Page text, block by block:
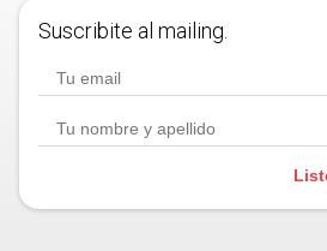
Suscribite al mailing.